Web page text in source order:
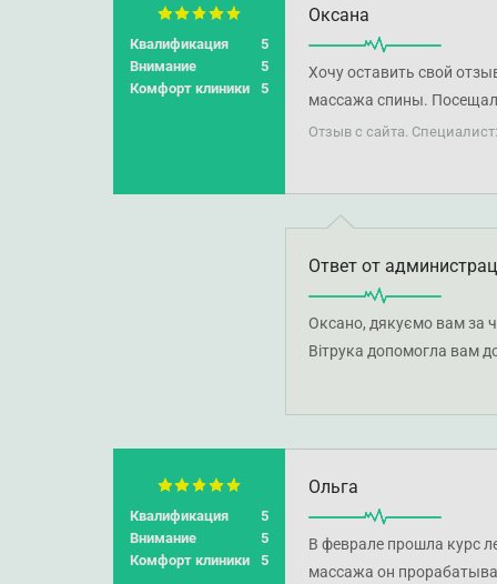
Квалификация
5
Внимание
5
Комфорт клиники
5
Оксана
Хочу оставить свой
массажа спины.
клинику пришла по
выбор именно на
это будет не просто
Если в теле зажимы,
титанический труд. По
благодарна всем
Отзыв с сайта.
Ответ от
Оксано, дякуємо вам за
Вітрука допомогла вам
дискомфорту та
Квалификация
5
Внимание
5
Комфорт клиники
5
Ольга
В феврале прошла курс
массажа он